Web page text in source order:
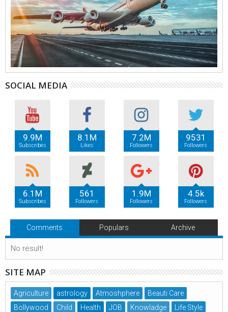
SOCIAL MEDIA
9.9M
Subscribes
8.1M
Likes
7.2M
Followers
9531
Followers
6.1M
Subscribes
561
Followers
1.9M
Followers
4.5k
Followers
Comments Populars Archive
No result!
SITE MAP
Agriculture astrology Atmoshphere
Beauti Care
Bollywood
Child Health JOB Knowladge
Life Style